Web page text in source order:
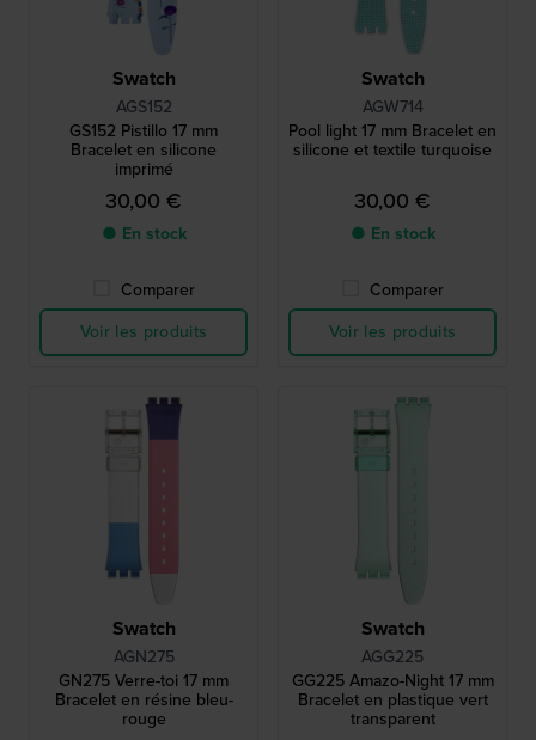
Swatch
AGS152
GS152 Pistillo 17 mm
Bracelet en silicone
imprimé
30,00 €
● En stock
Comparer
Voir les produits
Swatch
AGW714
Pool light 17 mm Bracelet en
silicone et textile turquoise
30,00 €
● En stock
Comparer
Voir les produits
Swatch
AGN275
GN275 Verre-toi 17 mm
Bracelet en résine bleu-
rouge
Swatch
AGG225
GG225 Amazo-Night 17 mm
Bracelet en plastique vert
transparent